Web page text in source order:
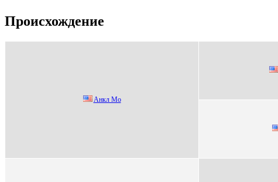
Происхождение
Aнкл Мo